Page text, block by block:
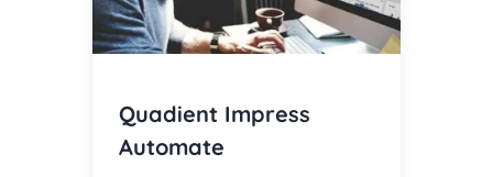
Quadient Impress
Automate